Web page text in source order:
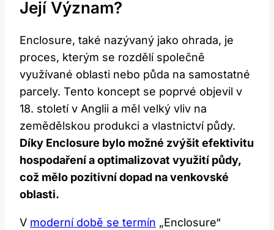
Její Význam?
Enclosure, také nazývaný jako ohrada, je
proces, kterým se rozdělí společně
využívané oblasti nebo půda na samostatné
parcely. Tento koncept se poprvé objevil v
18. století v Anglii a měl velký vliv na
zemědělskou produkci a vlastnictví půdy.
Díky Enclosure bylo možné zvýšit efektivitu
hospodaření a optimalizovat využití půdy,
což mělo pozitivní dopad na venkovské
oblasti.
V moderní době se termín „Enclosure“